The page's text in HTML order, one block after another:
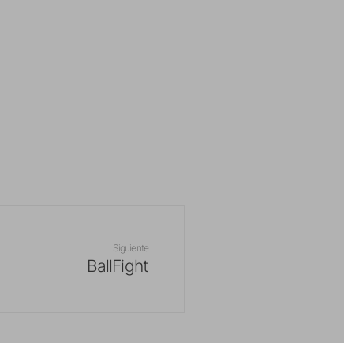
Siguiente
BallFight